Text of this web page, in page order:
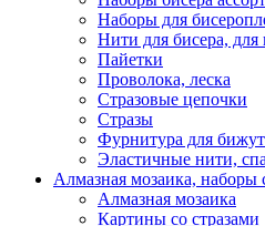
Наборы для
Нити для бисера, для
Пайетки
Проволока, леска
Стразовые цепочки
Стразы
Фурнитура для
Эластичные нити,
Алмазная мозаика, наборы
Алмазная мозаика
Картины co стразами